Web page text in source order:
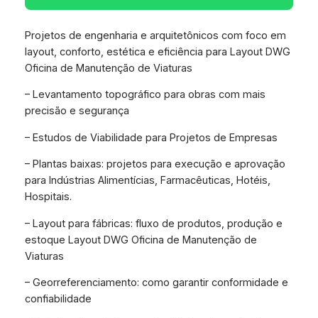
Projetos de engenharia e arquitetônicos com foco em
layout, conforto, estética e eficiência para Layout DWG
Oficina de Manutenção de Viaturas
– Levantamento topográfico para obras com mais
precisão e segurança
– Estudos de Viabilidade para Projetos de Empresas
– Plantas baixas: projetos para execução e aprovação
para Indústrias Alimentícias, Farmacêuticas, Hotéis,
Hospitais.
– Layout para fábricas: fluxo de produtos, produção e
estoque Layout DWG Oficina de Manutenção de
Viaturas
– Georreferenciamento: como garantir conformidade e
confiabilidade